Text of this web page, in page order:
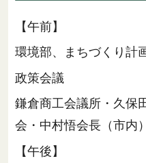
【午前】
環境部、まちづくり計
政策会議
鎌倉商工会議所・久保
会・中村悟会長（市内）
【午後】